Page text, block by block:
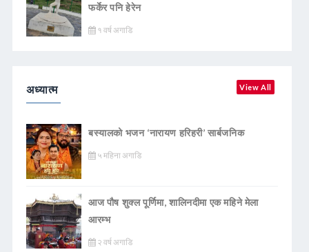
फर्केर पनि हेरेन
१ वर्ष अगाडि
अध्यात्म View All
बस्यालको भजन ‘नारायण हरिहरी’ सार्बजनिक
५ महिना अगाडि
आज पौष शुक्ल पूर्णिमा, शालिनदीमा एक महिने मेला
आरम्भ
२ वर्ष अगाडि